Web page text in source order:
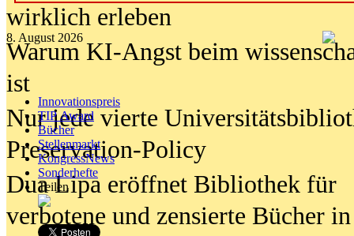
8. August 2026
Innovationspreis
TIP Award
Bücher
Stellenmarkt
KongressNews
Sonderhefte
Teilen
wirklich erleben
Warum KI-Angst beim
ist
Nur jede vierte
Preservation-Policy
Dua Lipa eröffnet Bibliothek für
verbotene und zensierte Bücher